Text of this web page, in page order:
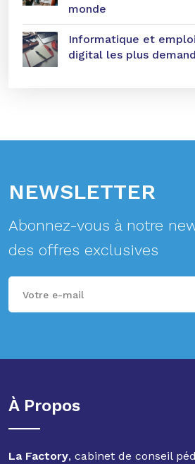
monde
Informatique et
digital les plus
NEWSLETTER
Abonnez-vous à notre
des offres exclusives
À Propos
La Factory, cabinet de conseil